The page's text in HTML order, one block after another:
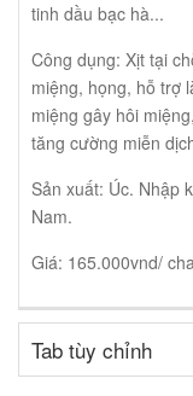
tinh dầu bạc hà...
Công dụng: Xịt tại
miệng, họng, hỗ trợ
miệng gây hôi
tăng cường miễn
Sản xuất: Úc. Nhập
Nam.
Giá: 165.000vnd/
Tab tùy chỉnh